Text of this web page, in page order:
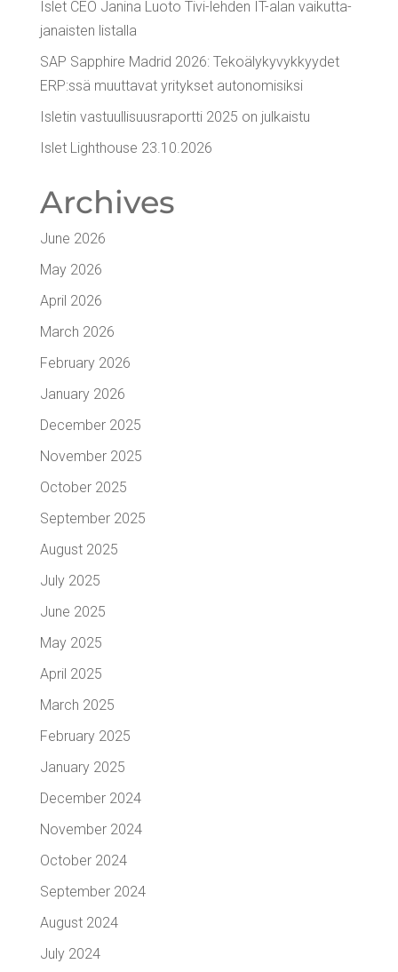
Islet CEO Jani­na Luo­to Tivi-leh­den IT-alan vai­kut­ta­
ja­nais­ten listalla
SAP Sapp­hi­re Madrid 2026: Teko­ä­ly­ky­vyk­kyy­det
ERP:ssä muut­ta­vat yri­tyk­set autonomisiksi
Isle­tin vas­tuul­li­suus­ra­port­ti 2025 on julkaistu
Islet Light­house 23.10.2026
Arc­hi­ves
June 2026
May 2026
April 2026
March 2026
February 2026
January 2026
December 2025
November 2025
October 2025
September 2025
August 2025
July 2025
June 2025
May 2025
April 2025
March 2025
February 2025
January 2025
December 2024
November 2024
October 2024
September 2024
August 2024
July 2024